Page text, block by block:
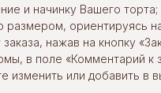
и начинку Вашего торта;
размером, ориентируясь
нажав на кнопку
в поле «Комментарий к
изменить или добавить